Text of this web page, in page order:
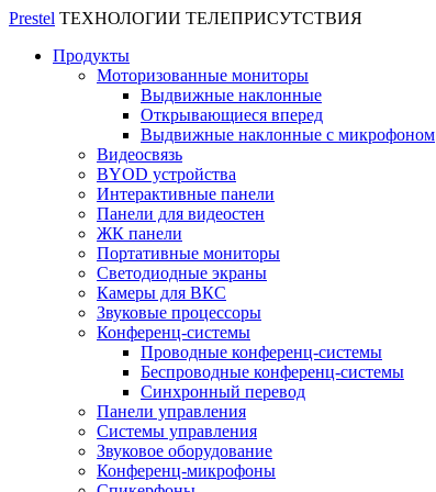
Prestel ТЕХНОЛОГИИ ТЕЛЕПРИСУТСТВИЯ
Продукты
Моторизованные мониторы
Выдвижные наклонные
Открывающиеся вперед
Выдвижные наклонные с микрофоном
Видеосвязь
BYOD устройства
Интерактивные панели
Панели для видеостен
ЖК панели
Портативные мониторы
Светодиодные экраны
Камеры для ВКС
Звуковые процессоры
Конференц-системы
Проводные конференц-системы
Беспроводные конференц-системы
Синхронный перевод
Панели управления
Системы управления
Звуковое оборудование
Конференц-микрофоны